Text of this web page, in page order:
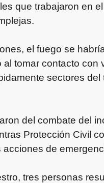
que trabajaron en
el fuego se
al tomar contacto
sectores
del combate del
Protección Civil
acciones de
tres personas